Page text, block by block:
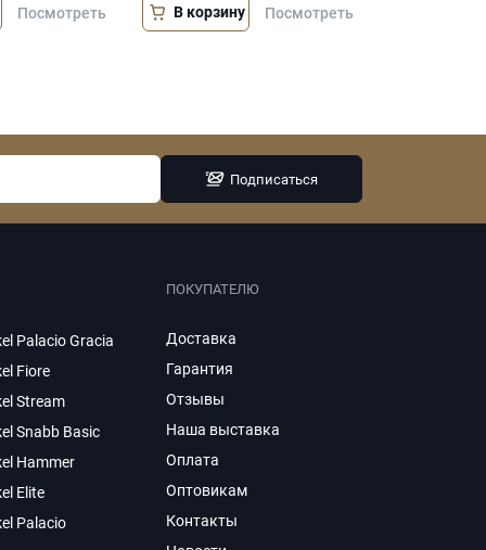
Посмотреть В корзину Посмотреть
Подписаться
Palacio Gracia
Fiore
Stream
Snabb Basic
Hammer
Elite
Palacio
ПОКУПАТЕЛЮ
Доставка
Гарантия
Отзывы
Наша выставка
Оплата
Оптовикам
Контакты